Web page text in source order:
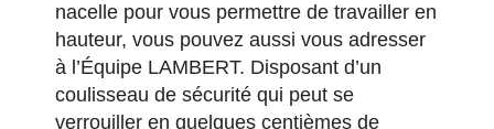
nacelle pour vous permettre de travailler en
hauteur, vous pouvez aussi vous adresser
à l’Équipe LAMBERT. Disposant d’un
coulisseau de sécurité qui peut se
verrouiller en quelques centièmes de